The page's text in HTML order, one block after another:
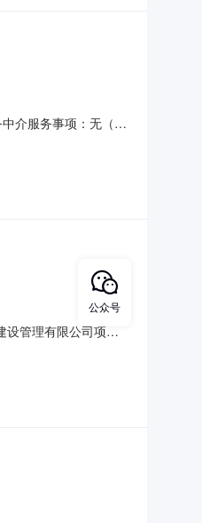
介服务事项：无（属
其他中介机构要求：
设管理有限公司项目
公众号